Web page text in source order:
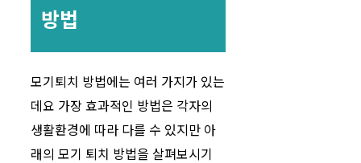
방법
모기퇴치 방법에는 여러 가지가 있는
데요 가장 효과적인 방법은 각자의
생활환경에 따라 다를 수 있지만 아
래의 모기 퇴치 방법을 살펴보시기